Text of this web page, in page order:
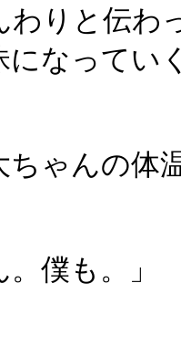
わりと伝わ
になってい
ちゃんの体
。僕も。」